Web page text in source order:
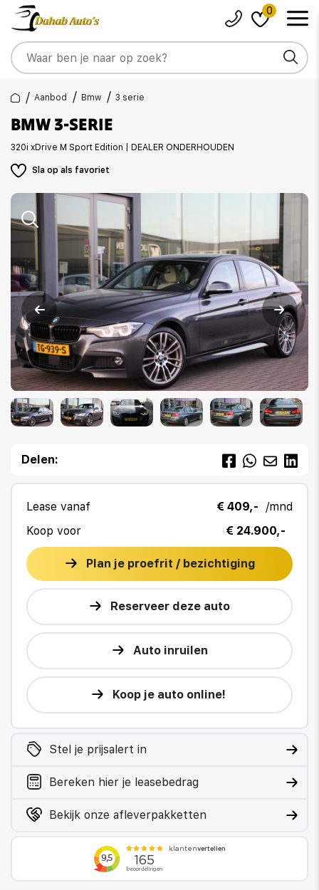
0
Aanbod Bmw 3 serie
BMW 3-SERIE
320i xDrive M Sport Edition | DEALER ONDERHOUDEN
Delen:
Lease vanaf € 409,-
/mnd
Koop voor
€ 24.900,-
Plan je proefrit / bezichtiging
Reserveer deze auto
Auto inruilen
Koop je auto online!
Stel je prijsalert in
Bereken hier je leasebedrag
Bekijk onze afleverpakketten